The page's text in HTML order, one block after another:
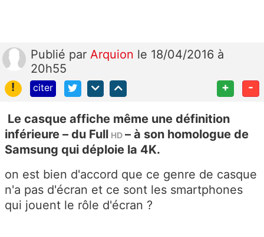
Publié par Arquion le 18/04/2016 à
20h55
!
citer + -
Le casque affiche même une définition
inférieure – du Full HD – à son homologue de
Samsung qui déploie la 4K.
on est bien d'accord que ce genre de casque
n'a pas d'écran et ce sont les smartphones
qui jouent le rôle d'écran ?